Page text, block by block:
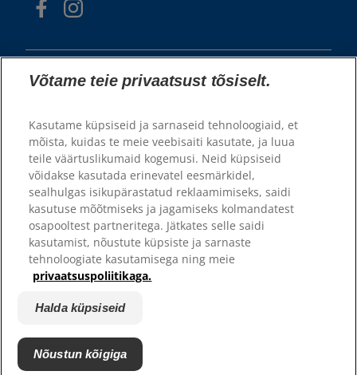
© 2025 Hill's Pet Nutrition, Inc.
Kõik õigused kaitstud.
Siin kasutatuna tähistab see registreeritud kaubamärgi staatust
ainult USA-s; registreerimise staatus teistes piirkondades võib olla
erinev. Selle veebilehe kasutamisel kehtivad meie
kasutustingimused.
Üldtingimused
Võtame teie privaatsust tõsiselt.
Kasutame küpsiseid ja sarnaseid tehnoloogiaid, et
mõista, kuidas te meie veebisaiti kasutate, ja luua
teile väärtuslikumaid kogemusi. Neid küpsiseid
võidakse kasutada erinevatel eesmärkidel,
sealhulgas isikupärastatud reklaamimiseks, saidi
kasutuse mõõtmiseks ja jagamiseks kolmandatest
osapooltest partneritega. Jätkates selle saidi
kasutamist, nõustute küpsiste ja sarnaste
tehnoloogiate kasutamisega ning meie
privaatsuspoliitikaga.
Halda küpsiseid
Nõustun kõigiga